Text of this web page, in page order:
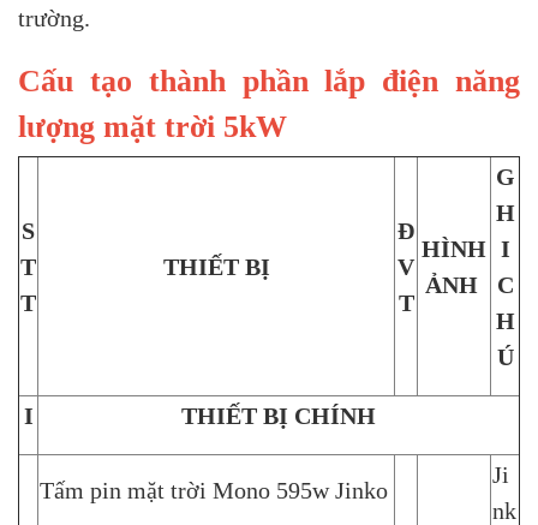
trường.
Cấu tạo thành phần lắp điện năng
lượng mặt trời 5kW
S
T
T
THIẾT BỊ
Đ
V
T
HÌNH
ẢNH
G
H
I
C
H
Ú
I THIẾT BỊ CHÍNH
Tấm pin mặt trời Mono 595w Jinko
Ji
nk